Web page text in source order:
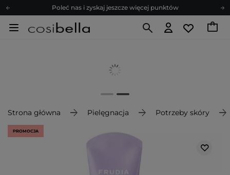
Poleć nas i zyskaj jeszcze więcej punktów
Zapisz się na newsletter pełen porad
Poleć nas i zyskaj jeszcze więcej punktów
Strona główna Pielęgnacja Potrzeby skóry
PROMOCJA